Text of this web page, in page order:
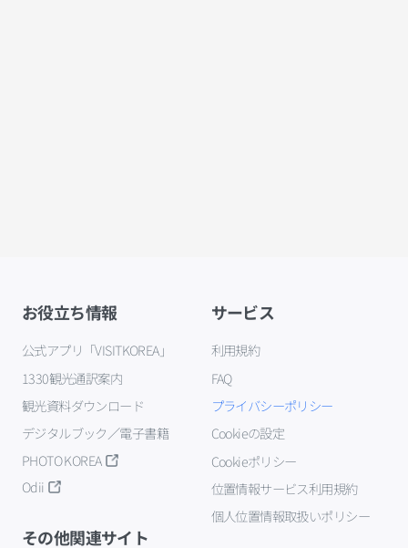
お役立ち情報
公式アプリ「VISITKOREA」
1330観光通訳案内
観光資料ダウンロード
デジタルブック／電子書籍
PHOTO KOREA
Odii
サービス
利用規約
FAQ
プライバシーポリシー
Cookieの設定
Cookieポリシー
位置情報サービス利用規約
個人位置情報取扱いポリシー
その他関連サイト